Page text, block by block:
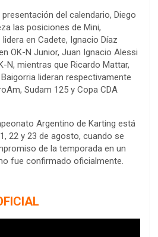
del calendario, Diego
las posiciones de Mini,
en Cadete, Ignacio Díaz
OK-N Junior, Juan Ignacio Alessi
N, mientras que Ricardo Mattar,
lideran respectivamente
Sudam 125 y Copa CDA
Argentino de Karting está
22 y 23 de agosto, cuando se
de la temporada en un
fue confirmado oficialmente.